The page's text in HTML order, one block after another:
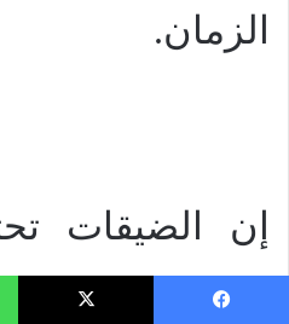
الزمان.
إن الضيقات
أناة، حتى يرفعها